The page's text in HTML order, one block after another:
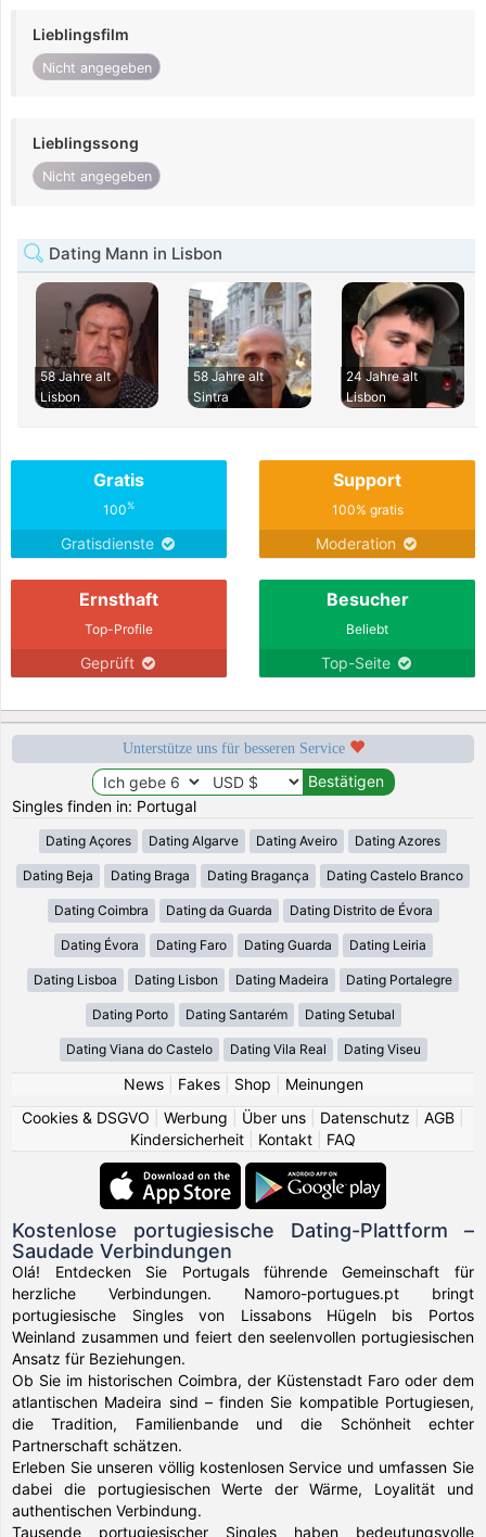
Lieblingsfilm
Nicht angegeben
Lieblingssong
Nicht angegeben
Dating Mann in Lisbon
58 Jahre alt
Lisbon
58 Jahre alt
Sintra
24 Jahre alt
Lisbon
Gratis
100%
Gratisdienste
Support
100% gratis
Moderation
Ernsthaft
Top-Profile
Geprüft
Besucher
Beliebt
Top-Seite
Unterstütze uns für besseren Service
Singles finden in: Portugal
Dating Açores Dating Algarve Dating Aveiro Dating Azores
Dating Beja Dating Braga Dating Bragança Dating Castelo Branco
Dating Coimbra Dating da Guarda Dating Distrito de Évora
Dating Évora Dating Faro Dating Guarda Dating Leiria
Dating Lisboa Dating Lisbon Dating Madeira Dating Portalegre
Dating Porto Dating Santarém Dating Setubal
Dating Viana do Castelo Dating Vila Real Dating Viseu
News| Fakes| Shop
Meinungen
Cookies & DSGVO
Werbung Über uns Datenschutz AGB
Kindersicherheit
Kontakt FAQ
Kostenlose portugiesische Dating-Plattform –
Saudade Verbindungen
Olá! Entdecken Sie Portugals führende Gemeinschaft für
herzliche Verbindungen. Namoro-portugues.pt bringt
portugiesische Singles von Lissabons Hügeln bis Portos
Weinland zusammen und feiert den seelenvollen portugiesischen
Ansatz für Beziehungen.
Ob Sie im historischen Coimbra, der Küstenstadt Faro oder dem
atlantischen Madeira sind – finden Sie kompatible Portugiesen,
die Tradition, Familienbande und die Schönheit echter
Partnerschaft schätzen.
Erleben Sie unseren völlig kostenlosen Service und umfassen Sie
dabei die portugiesischen Werte der Wärme, Loyalität und
authentischen Verbindung.
Tausende portugiesischer Singles haben bedeutungsvolle